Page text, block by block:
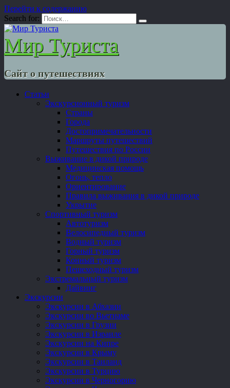
Перейти к содержанию
Search for:
Мир Туриста
Сайт о путешествиях
Статьи
Экскурсионный туризм
Страны
Города
Достопримечательности
Маршруты путешествий
Путешествия по России
Выживание в дикой природе
Медицинская помощь
Огонь, тепло
Ориентирование
Правила выживания в дикой природе
Укрытие
Спортивный туризм
Автотуризм
Велосипедный туризм
Водный туризм
Горный туризм
Конный туризм
Пешеходный туризм
Экстремальный туризм
Дайвинг
Экскурсии
Экскурсии в Абхазии
Экскурсии во Вьетнаме
Экскурсии в Грузии
Экскурсии в Израиле
Экскурсии на Кипре
Экскурсии в Крыму
Экскурсии в Таиланд
Экскурсии в Турцию
Экскурсии в Черногорию